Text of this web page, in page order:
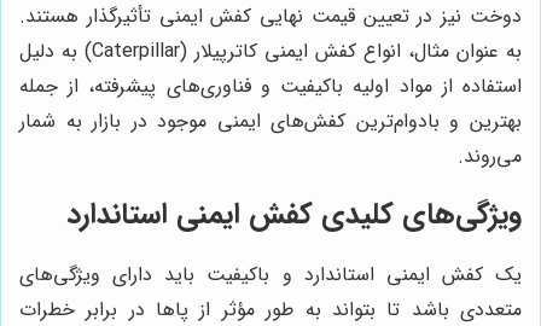
دوخت نیز در تعیین قیمت نهایی کفش ایمنی تأثیرگذار هستند.
به عنوان مثال، انواع کفش ایمنی کاترپیلار (Caterpillar) به دلیل
استفاده از مواد اولیه باکیفیت و فناوری‌های پیشرفته، از جمله
بهترین و بادوام‌ترین کفش‌های ایمنی موجود در بازار به شمار
می‌روند.
ویژگی‌های کلیدی کفش ایمنی استاندارد
یک کفش ایمنی استاندارد و باکیفیت باید دارای ویژگی‌های
متعددی باشد تا بتواند به طور مؤثر از پاها در برابر خطرات